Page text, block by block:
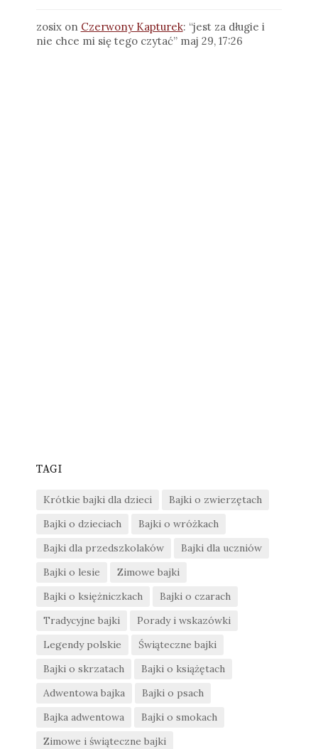
zosixon Czerwony Kapturek: “jest za długie i
nie chce mi się tego czytać” maj 29, 17:26
TAGI
Krótkie bajki dla dzieci
Bajki o zwierzętach
Bajki o dzieciach
Bajki o wróżkach
Bajki dla przedszkolaków
Bajki dla uczniów
Bajki o lesie
Zimowe bajki
Bajki o księżniczkach
Bajki o czarach
Tradycyjne bajki
Porady i wskazówki
Legendy polskie
Świąteczne bajki
Bajki o skrzatach
Bajki o książętach
Adwentowa bajka
Bajki o psach
Bajka adwentowa
Bajki o smokach
Zimowe i świąteczne bajki